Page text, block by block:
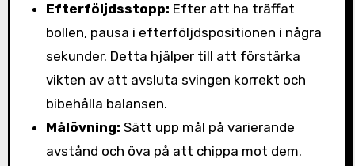
Efterföljdsstopp: Efter att ha träffat
bollen, pausa i efterföljdspositionen i några
sekunder. Detta hjälper till att förstärka
vikten av att avsluta svingen korrekt och
bibehålla balansen.
Målövning: Sätt upp mål på varierande
avstånd och öva på att chippa mot dem.